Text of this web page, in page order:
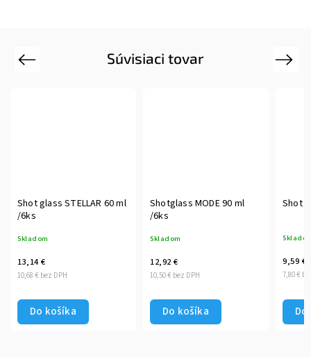
Súvisiaci tovar
Previous
Shot glass STELLAR 60 ml
/6ks
Skladom
10,68 € bez DPH
13,14 €
Do košíka
Shotglass MODE 90 ml
/6ks
Skladom
10,50 € bez DPH
12,92 €
Do košíka
Shot
7,80 €
9,59 €
Next